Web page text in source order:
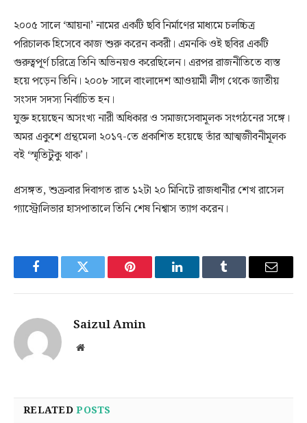
২০০৫ সালে ‘আয়না’ নামের একটি ছবি নির্মাণের মাধ্যমে চলচ্চিত্র
পরিচালক হিসেবে কাজ শুরু করেন কবরী। এমনকি ওই ছবির একটি
গুরুত্বপূর্ণ চরিত্রে তিনি অভিনয়ও করেছিলেন। এরপর রাজনীতিতে ব্যস্ত
হয়ে পড়েন তিনি। ২০০৮ সালে বাংলাদেশ আওয়ামী লীগ থেকে জাতীয়
সংসদ সদস্য নির্বাচিত হন।
যুক্ত হয়েছেন অসংখ্য নারী অধিকার ও সমাজসেবামূলক সংগঠনের সঙ্গে।
অমর একুশে গ্রন্থমেলা ২০১৭-তে প্রকাশিত হয়েছে তাঁর আত্মজীবনীমূলক
বই ‘স্মৃতিটুকু থাক’।
প্রসঙ্গত, শুক্রবার দিবাগত রাত ১২টা ২০ মিনিটে রাজধানীর শেখ রাসেল
গ্যাস্ট্রোলিভার হাসপাতালে তিনি শেষ নিশ্বাস ত্যাগ করেন।
FacebookTwitter Pinterest LinkedInTumblr Email
Saizul Amin
Website
RELATEDPOSTS